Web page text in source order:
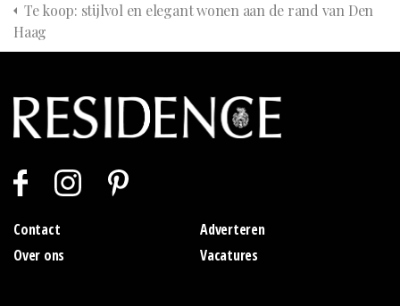
Te koop: stijlvol en elegant wonen aan de rand van Den
Haag
Contact
Adverteren
Over ons
Vacatures